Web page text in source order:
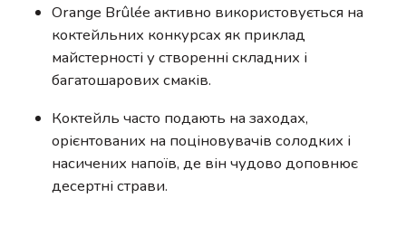
Orange Brûlée активно використовується на
коктейльних конкурсах як приклад
майстерності у створенні складних і
багатошарових смаків.
Коктейль часто подають на заходах,
орієнтованих на поціновувачів солодких і
насичених напоїв, де він чудово доповнює
десертні страви.